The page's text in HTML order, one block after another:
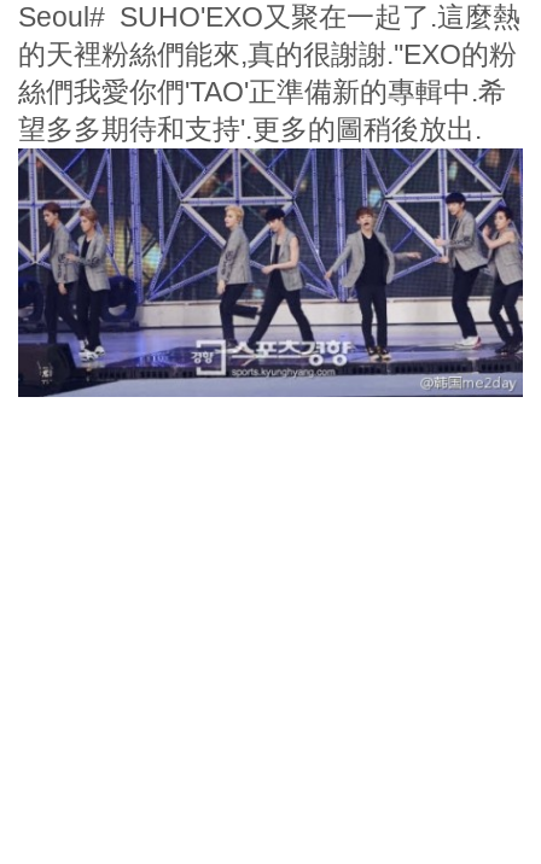
Seoul# SUHO'EXO又聚在一起了.這麼熱
的天裡粉絲們能來,真的很謝謝.''EXO的粉
絲們我愛你們'TAO'正準備新的專輯中.希
望多多期待和支持'.更多的圖稍後放出.